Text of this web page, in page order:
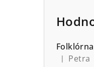
| Petra